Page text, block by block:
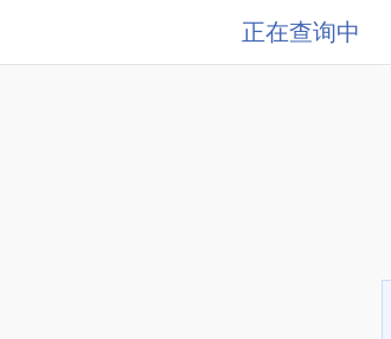
正在查询中